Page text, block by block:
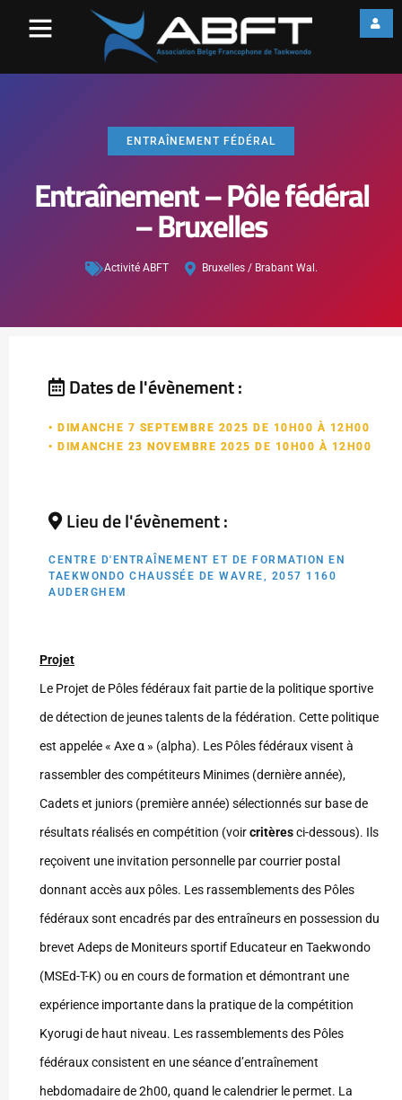
ENTRAÎNEMENT FÉDÉRAL
Entraînement – Pôle fédéral
– Bruxelles
Activité ABFT Bruxelles / Brabant Wal.
Dates de l'évènement :
• DIMANCHE 7 SEPTEMBRE 2025 DE 10H00 À 12H00
• DIMANCHE 23 NOVEMBRE 2025 DE 10H00 À 12H00
Lieu de l'évènement :
CENTRE D'ENTRAÎNEMENT ET DE FORMATION EN
TAEKWONDO CHAUSSÉE DE WAVRE, 2057 1160
AUDERGHEM
Projet
Le Projet de Pôles fédéraux fait partie de la politique sportive
de détection de jeunes talents de la fédération. Cette politique
est appelée « Axe α » (alpha). Les Pôles fédéraux visent à
rassembler des compétiteurs Minimes (dernière année),
Cadets et juniors (première année) sélectionnés sur base de
résultats réalisés en compétition (voircritèresci-dessous). Ils
reçoivent une invitation personnelle par courrier postal
donnant accès aux pôles. Les rassemblements des Pôles
fédéraux sont encadrés par des entraîneurs en possession du
brevet Adeps de Moniteurs sportif Educateur en Taekwondo
(MSEd-T-K) ou en cours de formation et démontrant une
expérience importante dans la pratique de la compétition
Kyorugi de haut niveau. Les rassemblements des Pôles
fédéraux consistent en une séance d’entraînement
hebdomadaire de 2h00, quand le calendrier le permet. La